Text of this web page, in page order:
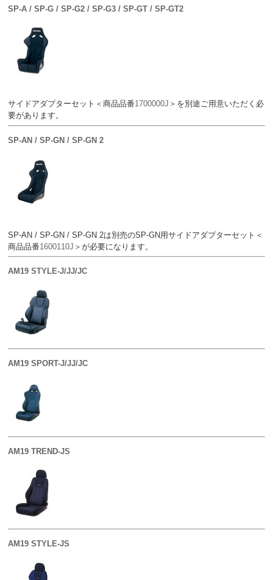
SP-A / SP-G / SP-G2 / SP-G3 / SP-GT / SP-GT2
サイドアダプターセット＜商品品番1700000J ＞を別途ご用意いただく必
要があります。
SP-AN / SP-GN / SP-GN 2
SP-AN / SP-GN / SP-GN 2は別売のSP-GN用サイドアダプターセット＜
商品品番1600110J ＞が必要になります。
AM19 STYLE-J/JJ/JC
AM19 SPORT-J/JJ/JC
AM19 TREND-JS
AM19 STYLE-JS